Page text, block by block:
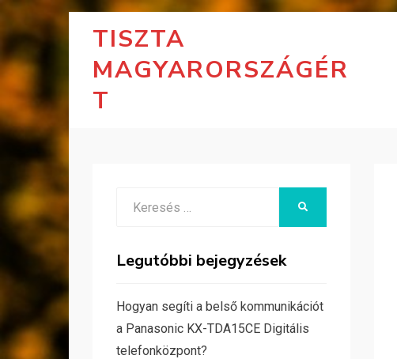
TISZTA
MAGYARORSZÁGÉR
T
Legutóbbi bejegyzések
Hogyan segíti a belső kommunikációt
a Panasonic KX-TDA15CE Digitális
telefonközpont?